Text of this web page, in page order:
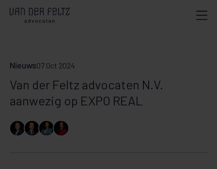
Nieuws07 Oct 2024
Van der Feltz advocaten N.V.
aanwezig op EXPO REAL